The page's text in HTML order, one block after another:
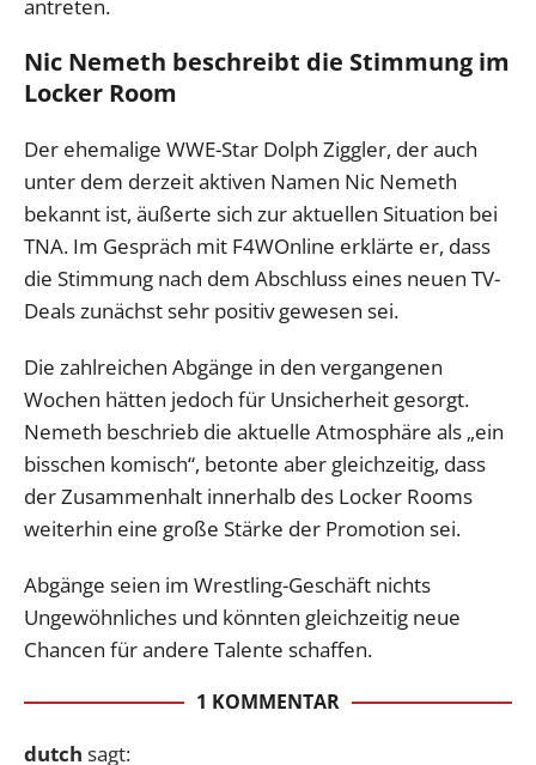
antreten.
Nic Nemeth beschreibt die Stimmung im
Locker Room
Der ehemalige WWE-Star Dolph Ziggler, der auch
unter dem derzeit aktiven Namen Nic Nemeth
bekannt ist, äußerte sich zur aktuellen Situation bei
TNA. Im Gespräch mit F4WOnline erklärte er, dass
die Stimmung nach dem Abschluss eines neuen TV-
Deals zunächst sehr positiv gewesen sei.
Die zahlreichen Abgänge in den vergangenen
Wochen hätten jedoch für Unsicherheit gesorgt.
Nemeth beschrieb die aktuelle Atmosphäre als „ein
bisschen komisch“, betonte aber gleichzeitig, dass
der Zusammenhalt innerhalb des Locker Rooms
weiterhin eine große Stärke der Promotion sei.
Abgänge seien im Wrestling-Geschäft nichts
Ungewöhnliches und könnten gleichzeitig neue
Chancen für andere Talente schaffen.
1 KOMMENTAR
dutch sagt: